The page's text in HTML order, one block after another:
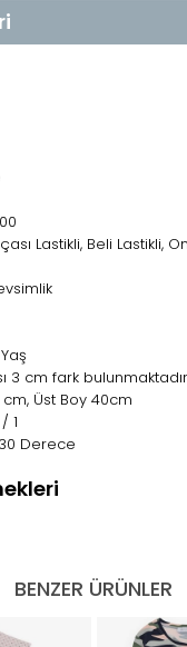
Lastikli, Beli Lastikli,
3 cm fark
Üst Boy 40cm
1
30 Derece
BENZER ÜRÜNLER